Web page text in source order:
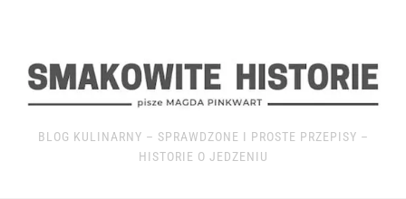
BLOG KULINARNY – SPRAWDZONE I PROSTE PRZEPISY –
HISTORIE O JEDZENIU